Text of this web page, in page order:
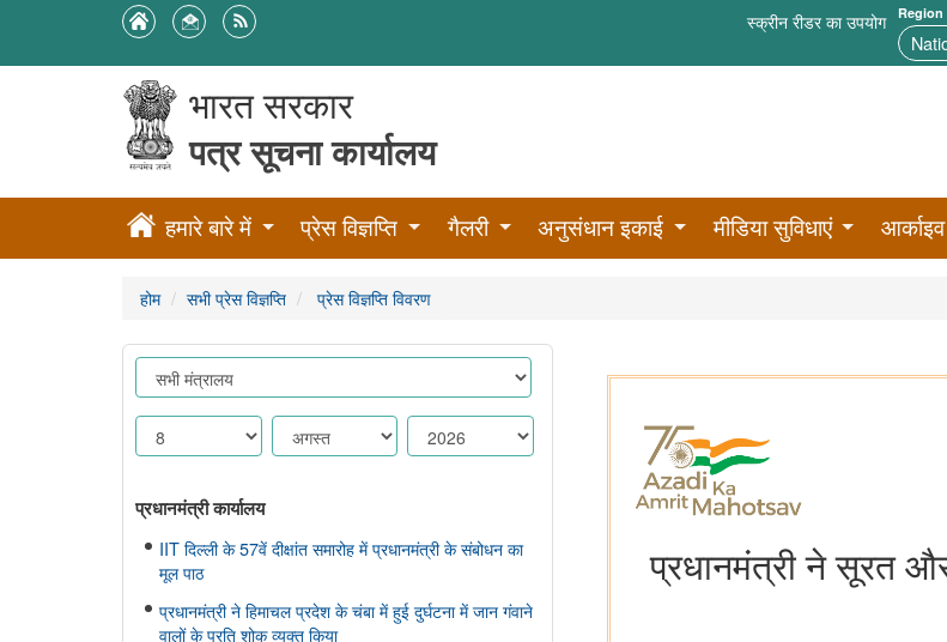
स्क्रीन रीडर का उपयोग Region
भारत सरकार
पत्र सूचना कार्यालय
हमारे बारे में प्रेस विज्ञप्ति गैलरी अनुसंधान इकाई मीडिया सुविधाएं आर्काइव
होम सभी प्रेस विज्ञप्ति प्रेस विज्ञप्ति विवरण
प्रधानमंत्री कार्यालय
IIT दिल्ली के 57वें दीक्षांत समारोह में प्रधानमंत्री के संबोधन का
मूल पाठ
प्रधानमंत्री ने हिमाचल प्रदेश के चंबा में हुई दुर्घटना में जान गंवाने
वालों के प्रति शोक व्यक्त किया